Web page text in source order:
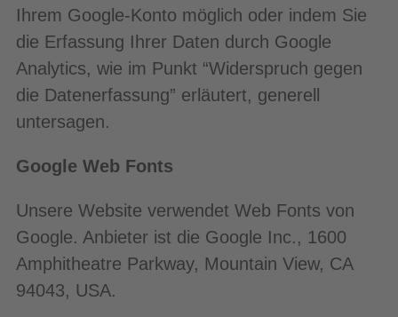
Ihrem Google-Konto möglich oder indem Sie
die Erfassung Ihrer Daten durch Google
Analytics, wie im Punkt “Widerspruch gegen
die Datenerfassung” erläutert, generell
untersagen.
Google Web Fonts
Unsere Website verwendet Web Fonts von
Google. Anbieter ist die Google Inc., 1600
Amphitheatre Parkway, Mountain View, CA
94043, USA.